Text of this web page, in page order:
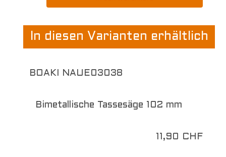
In diesen Varianten erhältlich
BOAKI NAUE03038
Bimetallische Tassesäge 102 mm
11,90 CHF